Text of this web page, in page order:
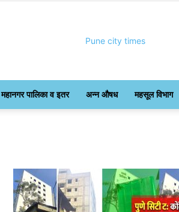
City
महानगर पालिका व इतर अन्न औषध महसूल विभाग